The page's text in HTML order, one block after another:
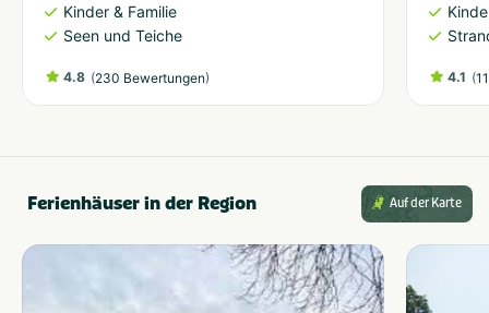
Kinder & Familie
Seen und Teiche
4.8 (230 Bewertungen) 4.1 (
Ferienhäuser in der Region Auf der Karte